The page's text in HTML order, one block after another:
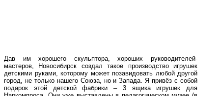
Дав им хорошего скульптора, хороших руководителей-
мастеров, Новосибирск создал такое производство игрушек
детскими руками, которому может позавидовать любой другой
город, не только нашего Союза, но и Запада. Я привёз с собой
подарок этой детской фабрики – 3 ящика игрушек для